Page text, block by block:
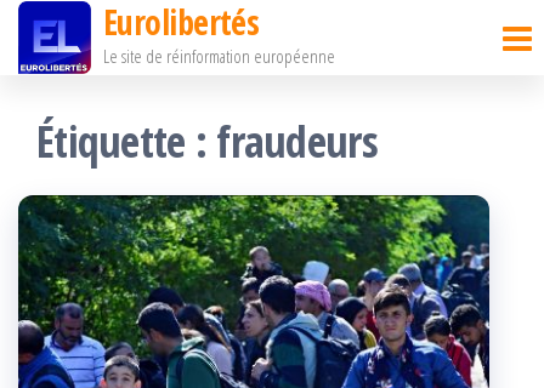
Passer
contenu
Eurolibertés
Le site de réinformation européenne
Étiquette : fraudeurs